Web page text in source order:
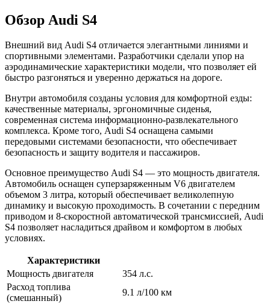
Обзор Audi S4
Внешний вид Audi S4 отличается элегантными линиями и
спортивными элементами. Разработчики сделали упор на
аэродинамические характеристики модели, что позволяет ей
быстро разгоняться и уверенно держаться на дороге.
Внутри автомобиля созданы условия для комфортной езды:
качественные материалы, эргономичные сиденья,
современная система информационно-развлекательного
комплекса. Кроме того, Audi S4 оснащена самыми
передовыми системами безопасности, что обеспечивает
безопасность и защиту водителя и пассажиров.
Основное преимущество Audi S4 — это мощность двигателя.
Автомобиль оснащен суперзаряженным V6 двигателем
объемом 3 литра, который обеспечивает великолепную
динамику и высокую проходимость. В сочетании с передним
приводом и 8-скоростной автоматической трансмиссией, Audi
S4 позволяет насладиться драйвом и комфортом в любых
условиях.
Характеристики
Мощность двигателя
354 л.с.
Расход топлива
(смешанный)
9.1 л/100 км